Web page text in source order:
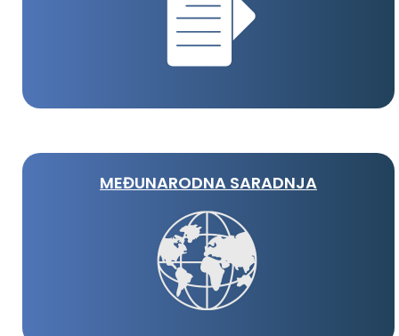
MEĐUNARODNA SARADNJA